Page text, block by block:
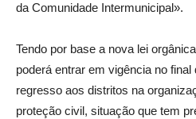
da Comunidade Intermunicipal».
Tendo por base a nova lei
poderá entrar em vigência no
regresso aos distritos na
proteção civil, situação que tem